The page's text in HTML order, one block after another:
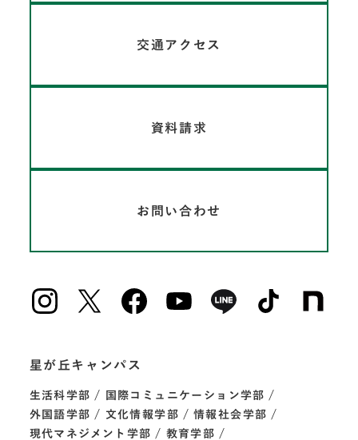
交通アクセス
資料請求
お問い合わせ
星が丘キャンパス
生活科学部
国際コミュニケーション学部
外国語学部
文化情報学部
情報社会学部
現代マネジメント学部
教育学部